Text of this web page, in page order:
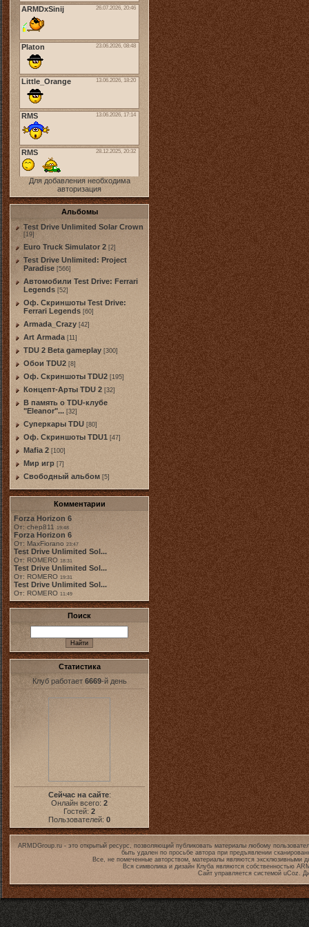
Для добавления необходима
авторизация
Альбомы
Test Drive Unlimited Solar Crown
[19]
Euro Truck Simulator 2 [2]
Test Drive Unlimited: Project
Paradise [566]
Автомобили Test Drive: Ferrari
Legends [52]
Оф. Скриншоты Test Drive:
Ferrari Legends [60]
Armada_Crazy [42]
Art Armada [11]
TDU 2 Beta gameplay [300]
Обои TDU2 [8]
Оф. Скриншоты TDU2 [195]
Концепт-Арты TDU 2 [32]
В память о TDU-клубе
"Eleanor"... [32]
Суперкары TDU [80]
Оф. Скриншоты TDU1 [47]
Mafia 2 [100]
Мир игр [7]
Свободный альбом [5]
Комментарии
Forza Horizon 6
От: chep811 19:48
Forza Horizon 6
От: MaxFiorano 23:47
Test Drive Unlimited Sol...
От: ROMERO 18:31
Test Drive Unlimited Sol...
От: ROMERO 19:31
Test Drive Unlimited Sol...
От: ROMERO 11:49
Поиск
Статистика
Клуб работает 6669-й день
Сейчас на сайте:
Онлайн всего: 2
Гостей: 2
Пользователей: 0
ARMDGroup.ru - это открытый ресурс, позволяющий публиковать материалы любому
быть удален по просьбе автора при предъявлении
Все, не помеченные авторством, материалы являются эксклюзивными
Вся символика и дизайн Клуба являются собственностью
Сайт управляется системой uCoz.